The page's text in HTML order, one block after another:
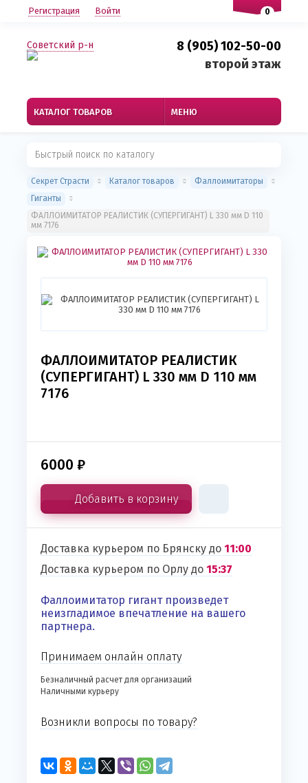
8 (905) 102-50-00
второй этаж
Советский р-н
Регистрация Войти
КАТАЛОГ ТОВАРОВ МЕНЮ
Секрет Страсти Каталог товаров
Фаллоимитаторы
Гиганты
ФАЛЛОИМИТАТОР РЕАЛИСТИК (СУПЕРГИГАНТ) L 330 мм D 110
мм 7176
ФАЛЛОИМИТАТОР РЕАЛИСТИК
(СУПЕРГИГАНТ) L 330 мм D 110 мм
7176
6000 ₽
Добавить в корзину
Доставка курьером по Брянску до 11:00
Доставка курьером по Орлу до 15:37
Фаллоимитатор гигант произведет
неизгладимое впечатление на вашего
партнера.
Принимаем онлайн оплату
Безналичный расчет для организаций
Наличными курьеру
Возникли вопросы по товару?
0